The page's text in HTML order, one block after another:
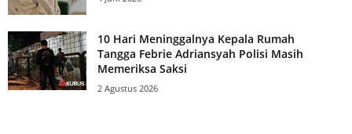
10 Hari Meninggalnya Kepala Rumah
Tangga Febrie Adriansyah Polisi Masih
Memeriksa Saksi
2 Agustus 2026